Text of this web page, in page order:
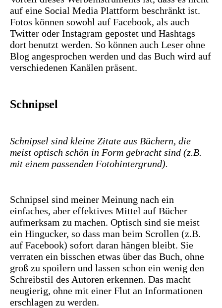
auf eine Social Media Plattform beschränkt ist.
Fotos können sowohl auf Facebook, als auch
Twitter oder Instagram gepostet und Hashtags
dort benutzt werden. So können auch Leser ohne
Blog angesprochen werden und das Buch wird auf
verschiedenen Kanälen präsent.
Schnipsel
Schnipsel sind kleine Zitate aus Büchern, die
meist optisch schön in Form gebracht sind (z.B.
mit einem passenden Fotohintergrund).
Schnipsel sind meiner Meinung nach ein
einfaches, aber effektives Mittel auf Bücher
aufmerksam zu machen. Optisch sind sie meist
ein Hingucker, so dass man beim Scrollen (z.B.
auf Facebook) sofort daran hängen bleibt. Sie
verraten ein bisschen etwas über das Buch, ohne
groß zu spoilern und lassen schon ein wenig den
Schreibstil des Autoren erkennen. Das macht
neugierig, ohne mit einer Flut an Informationen
erschlagen zu werden.